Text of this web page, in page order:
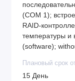
(COM 1);
RAID-
температуры и
(software);
Плановый срок
15 День